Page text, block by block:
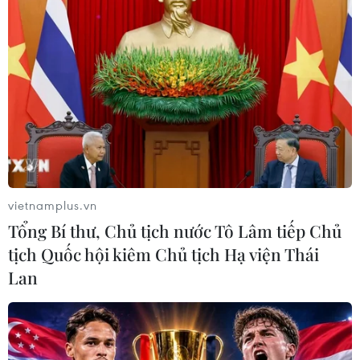
dịch vụ xuyên biên giới vào Việt Nam.
vietnamplus.vn
Tổng Bí thư, Chủ tịch nước Tô Lâm tiếp Chủ
tịch Quốc hội kiêm Chủ tịch Hạ viện Thái
Lan